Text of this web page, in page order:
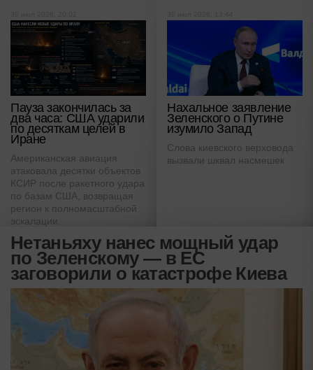
Пауза закончилась за
два часа: США ударили
по десяткам целей в
Иране
Американская авиация
атаковала десятки объектов
КСИР после ракетного удара
по базам США, возвращая
регион к полномасштабной
эскалации.
Нахальное заявление
Зеленского о Путине
изумило Запад
Слова киевского верховода
вызвали шквал насмешек
Нетаньяху нанес мощный удар
по Зеленскому — в ЕС
заговорили о катастрофе Киева